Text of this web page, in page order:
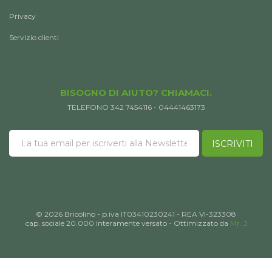
Privacy
Servizio clienti
BISOGNO DI AIUTO? CHIAMACI.
TELEFONO 342 7454116 - 04441463173
ISCRIVITI
© 2026 Bricolino - p.iva IT03410230241 - REA VI-323308
cap. sociale 20.000 interamente versato - Ottimizzato da Mr. J